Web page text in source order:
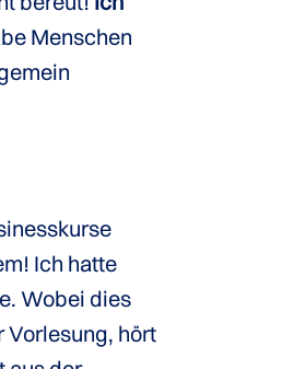
Menschen
Ich hatte
Wobei dies
Vorlesung, hört